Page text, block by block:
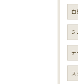
白
テ
ス